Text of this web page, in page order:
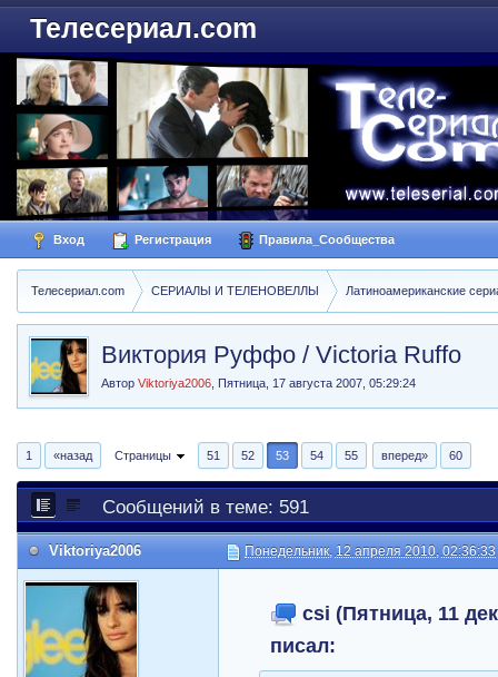
Телесериал.com
Вход Регистрация Правила_Сообщества
Телесериал.com СЕРИАЛЫ И ТЕЛЕНОВЕЛЛЫ Латиноамериканские
Виктория Руффо / Victoria Ruffo
АвторViktoriya2006 ,Пятница, 17 августа 2007, 05:29:24
1 «назад Страницы 51 52 53 54 55 вперед» 60
Сообщений в теме: 591
Viktoriya2006 Понедельник, 12 апреля 2010, 02:36:33
csi (Пятница, 11
писал: